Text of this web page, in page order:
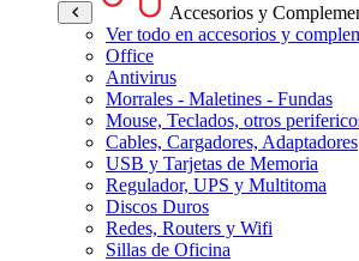
Accesorios y
Ver todo en accesorios y
Office
Antivirus
Morrales - Maletines - Fundas
Mouse, Teclados, otros
Cables, Cargadores, Adaptadores
USB y Tarjetas de Memoria
Regulador, UPS y Multitoma
Discos Duros
Redes, Routers y Wifi
Sillas de Oficina